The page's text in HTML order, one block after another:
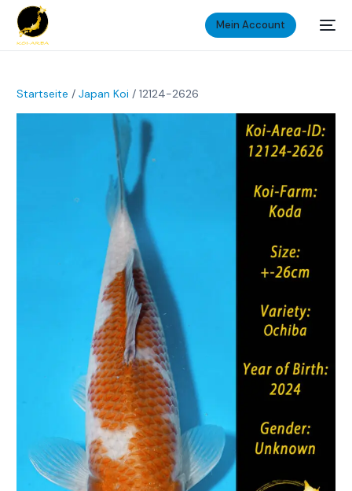
Mein Account
Startseite /Japan Koi / 12124-2626